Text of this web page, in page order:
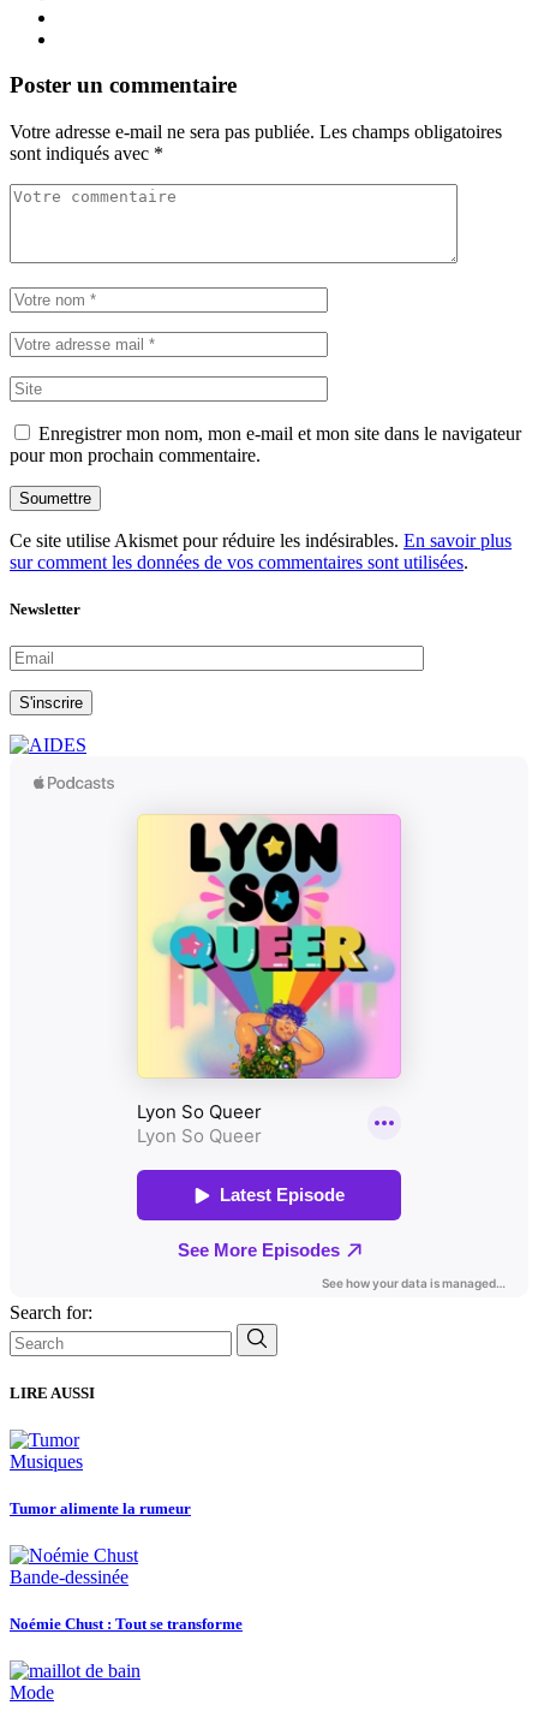
Poster un commentaire
Votre adresse e-mail ne sera pas publiée. Les champs obligatoires
sont indiqués avec *
Enregistrer mon nom, mon e-mail et mon site dans le navigateur
pour mon prochain commentaire.
Soumettre
Ce site utilise Akismet pour réduire les indésirables. En savoir plus
sur comment les données de vos commentaires sont utilisées.
Newsletter
S'inscrire
Search for:
LIRE AUSSI
Musiques
Tumor alimente la rumeur
Bande-dessinée
Noémie Chust : Tout se transforme
Mode